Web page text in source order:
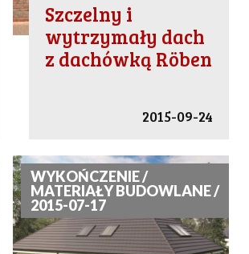
Szczelny i
wytrzymały dach
z dachówką Röben
2015-09-24
WYKOŃCZENIE /
MATERIAŁY BUDOWLANE /
2015-07-17